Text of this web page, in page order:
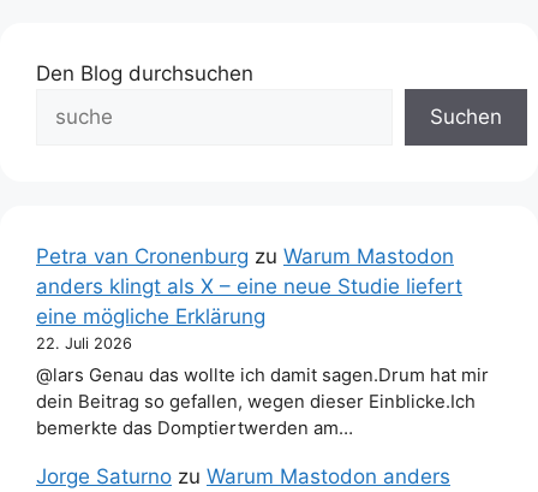
Den Blog durchsuchen
Suchen
Petra van Cronenburg zu Warum Mastodon
anders klingt als X – eine neue Studie liefert
eine mögliche Erklärung
22. Juli 2026
@lars Genau das wollte ich damit sagen.Drum hat mir
dein Beitrag so gefallen, wegen dieser Einblicke.Ich
bemerkte das Domptiertwerden am…
Jorge Saturno zu Warum Mastodon anders